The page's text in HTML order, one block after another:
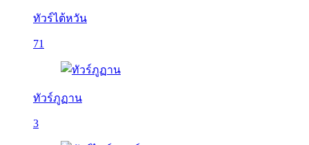
ทัวร์ไต้หวัน
71
ทัวร์ภูฏาน
3